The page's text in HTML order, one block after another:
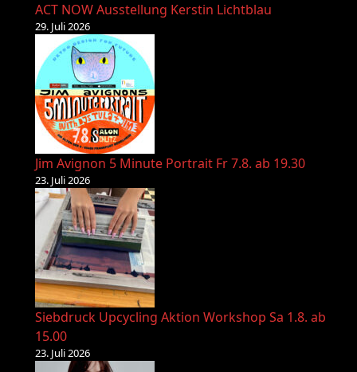
ACT NOW Ausstellung Kerstin Lichtblau
29. Juli 2026
Jim Avignon 5 Minute Portrait Fr 7.8. ab 19.30
23. Juli 2026
Siebdruck Upcycling Aktion Workshop Sa 1.8. ab
15.00
23. Juli 2026